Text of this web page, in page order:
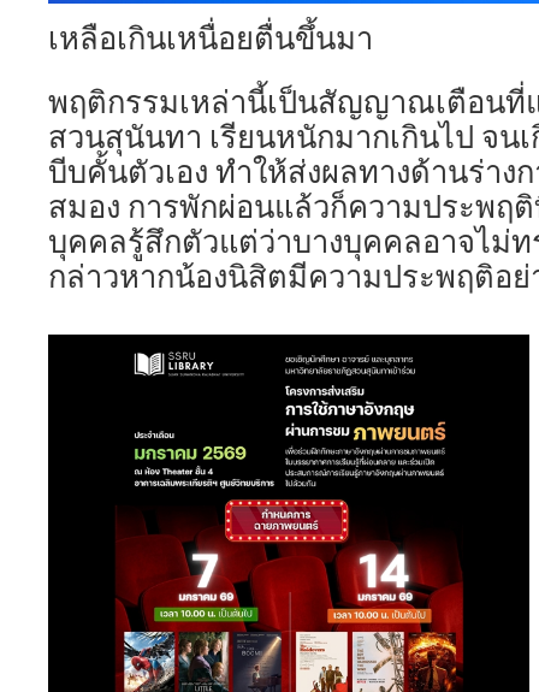
เหลือเกินเหนื่อยตื่นขึ้นมา
พฤติกรรมเหล่านี้เป็นสัญญาณเตือนที่
สวนสุนันทา เรียนหนักมากเกินไป จน
บีบคั้นตัวเอง ทำให้ส่งผลทางด้านร่าง
สมอง การพักผ่อนแล้วก็ความประพฤ
บุคคลรู้สึกตัวแต่ว่าบางบุคคลอาจไม่ท
กล่าวหากน้องนิสิตมีความประพฤติอย่